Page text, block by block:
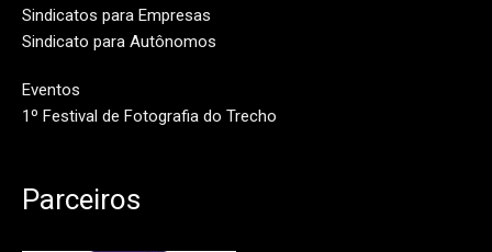
Sindicatos para Empresas
Sindicato para Autônomos
Eventos
1º Festival de Fotografia do Trecho
Parceiros